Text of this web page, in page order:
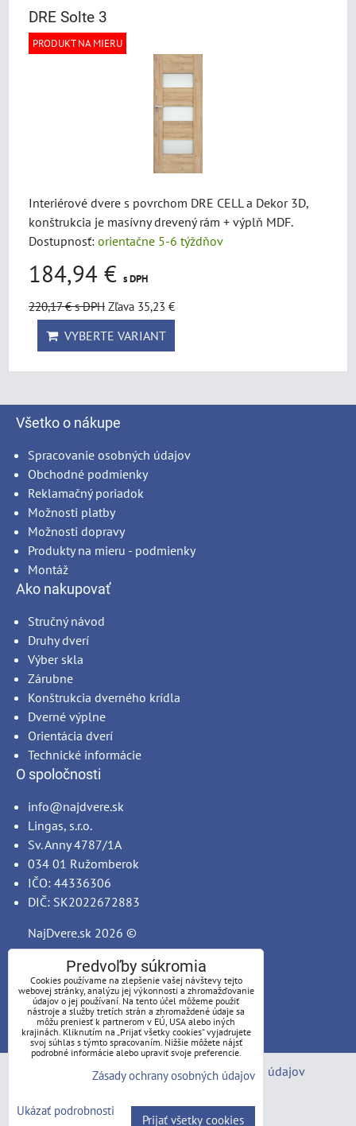
DRE Solte 3
PRODUKT NA MIERU
Interiérové dvere s povrchom DRE CELL a Dekor 3D,
konštrukcia je masívny drevený rám + výplň MDF.
Dostupnosť: orientačne 5-6 týždňov
184,94 € s DPH
220,17 €s DPH Zľava 35,23 €
VYBERTE VARIANT
Všetko o nákupe
Spracovanie osobných údajov
Obchodné podmienky
Reklamačný poriadok
Možnosti platby
Možnosti dopravy
Produkty na mieru - podmienky
Montáž
Ako nakupovať
Stručný návod
Druhy dverí
Výber skla
Zárubne
Konštrukcia dverného krídla
Dverné výplne
Orientácia dverí
Technické informácie
O spoločnosti
info@najdvere.sk
Lingas, s.r.o.
Sv. Anny 4787/1A
034 01 Ružomberok
IČO: 44336306
DIČ: SK2022672883
NajDvere.sk 2026 ©
Predvoľby súkromia
Zásady ochrany osobných údajov
Predvoľby súkromia
Cookies používame na zlepšenie vašej návštevy tejto
webovej stránky, analýzu jej výkonnosti a zhromažďovanie
údajov o jej používaní. Na tento účel môžeme použiť
nástroje a služby tretích strán a zhromaždené údaje sa
môžu preniesť k partnerom v EÚ, USA alebo iných
krajinách. Kliknutím na „Prijať všetky cookies“ vyjadrujete
svoj súhlas s týmto spracovaním. Nižšie môžete nájsť
podrobné informácie alebo upraviť svoje preferencie.
Zásady ochrany osobných údajov
Ukázať podrobnosti
Prijať všetky cookies